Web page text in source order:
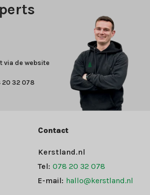
via de website
20 32 078
Contact
Kerstland.nl
Tel: 078 20 32 078
E-mail: hallo@kerstland.nl